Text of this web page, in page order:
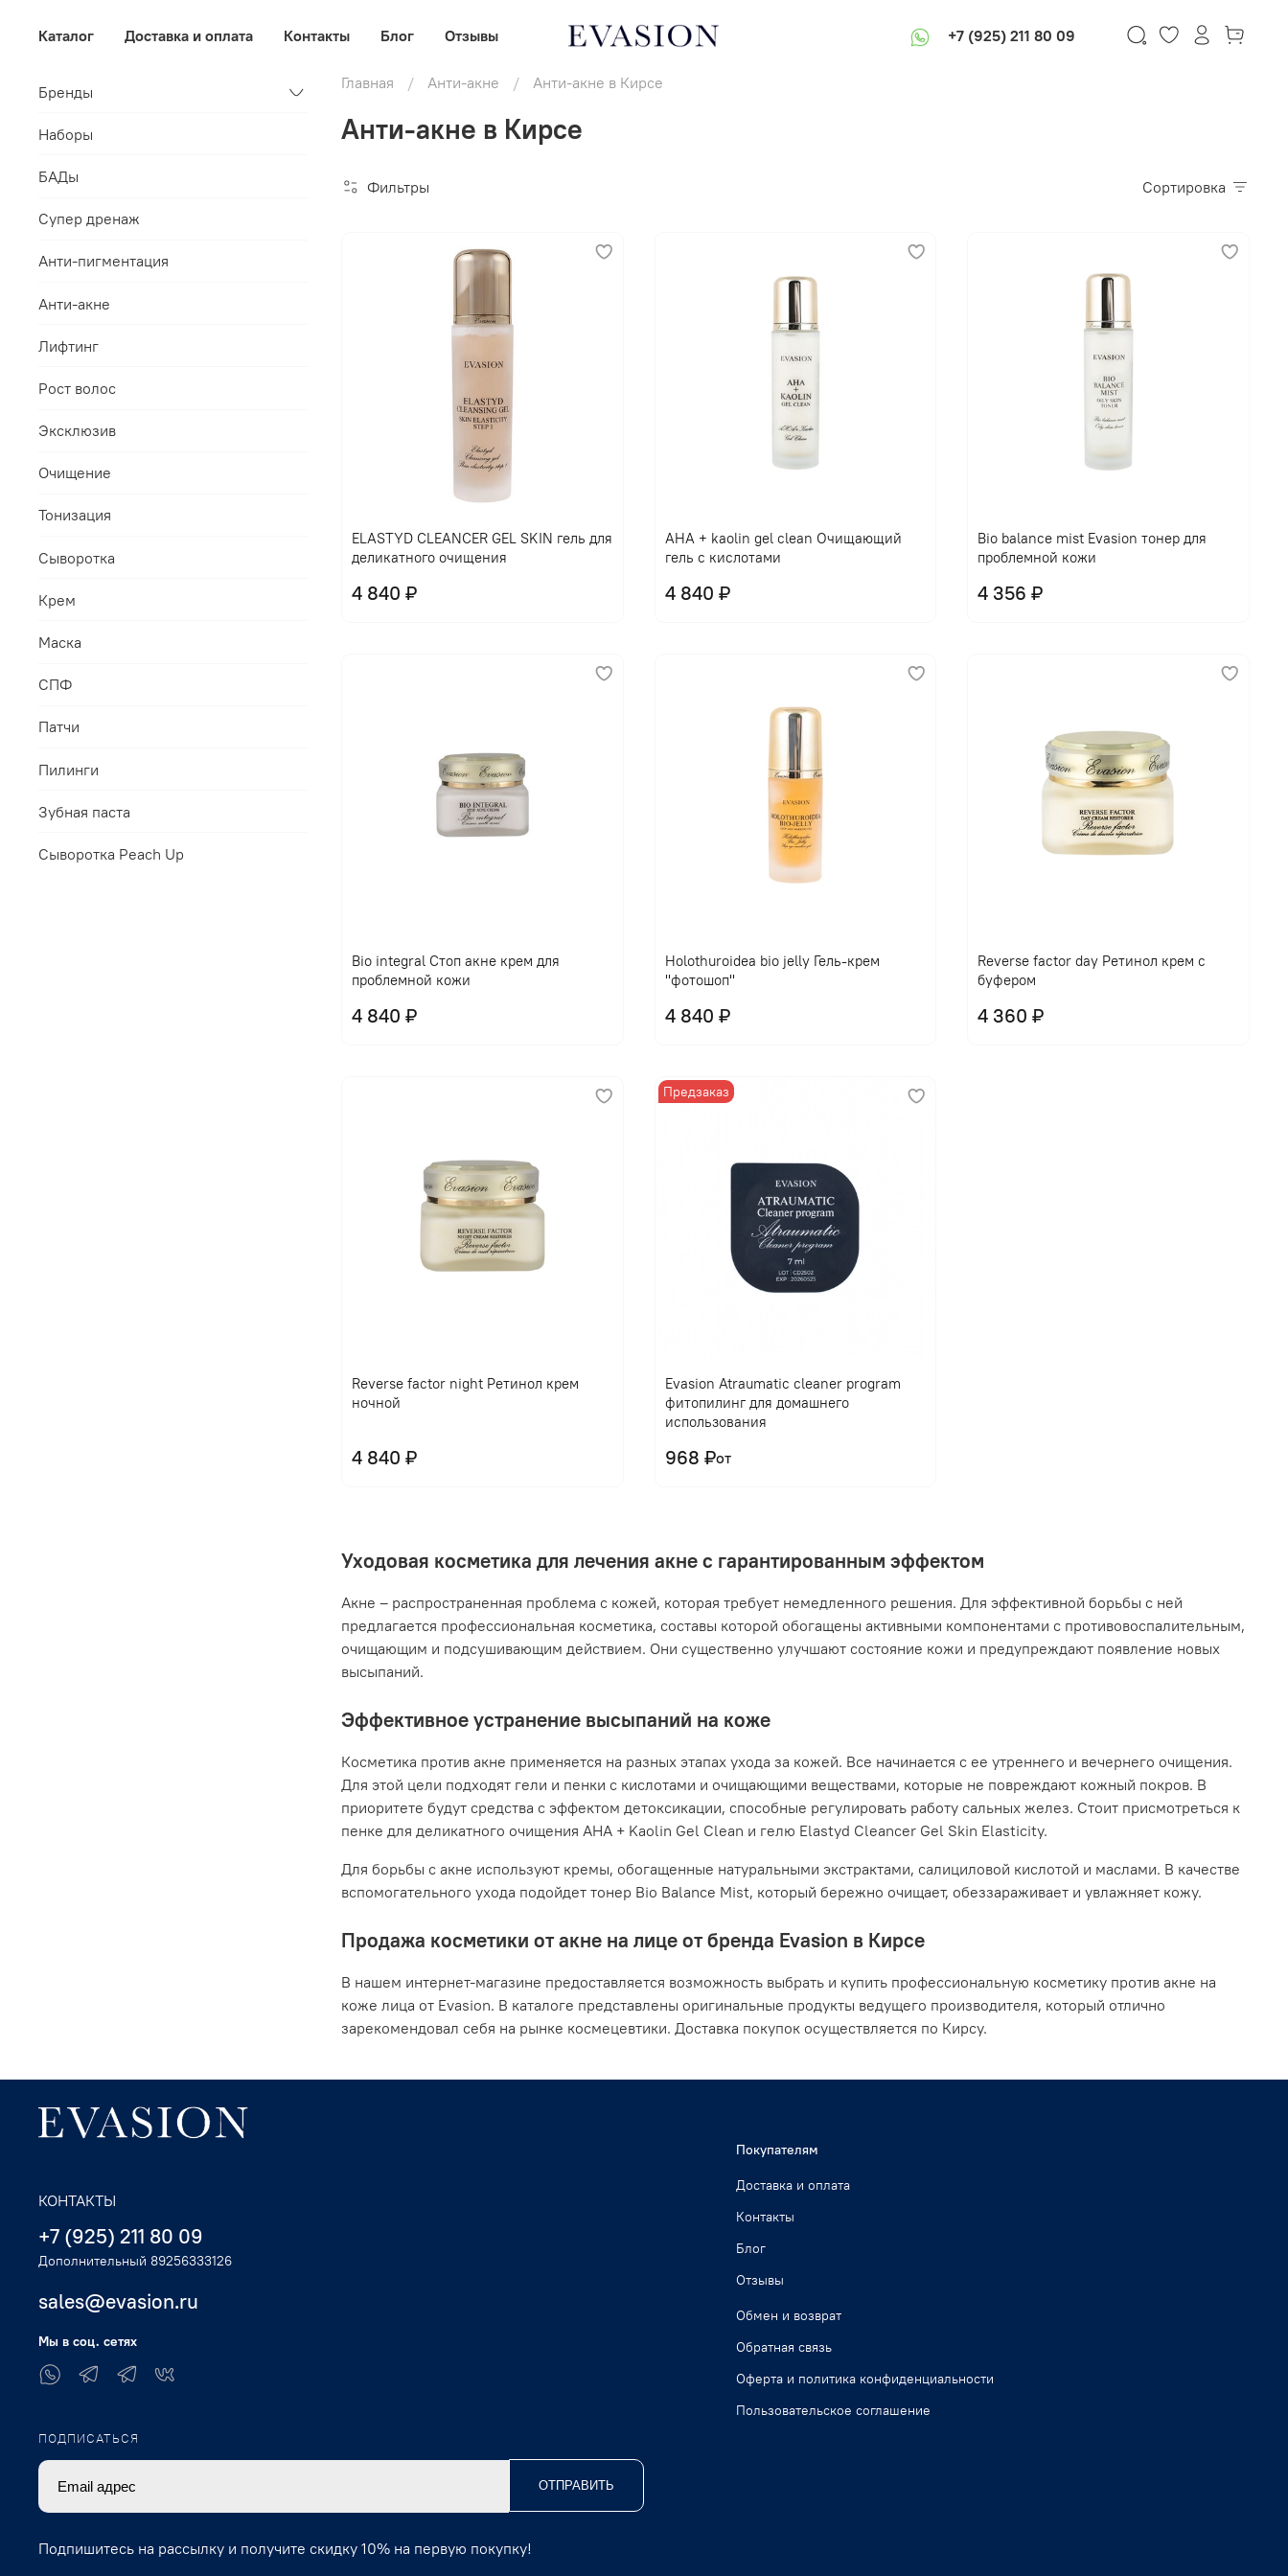
Каталог Доставка и оплата Контакты Блог Отзывы +7 (925) 211 80 09
Главная Анти-акне Анти-акне в Кирсе
Анти-акне в Кирсе
Фильтры Сортировка
ELASTYD CLEANCER GEL SKIN гель для
деликатного очищения
4 840 ₽
В корзину
AHA + kaolin gel clean Очищающий
гель с кислотами
4 840 ₽
Bio balance mist Evasion тонер для
проблемной кожи
4 356 ₽
Bio integral Стоп акне крем для
проблемной кожи
4 840 ₽
Holothuroidea bio jelly Гель-крем
"фотошоп"
4 840 ₽
Reverse factor day Ретинол крем с
буфером
4 360 ₽
Reverse factor night Ретинол крем
ночной
4 840 ₽
Предзаказ
Evasion Atraumatic cleaner program
фитопилинг для домашнего
использования
от
968 ₽
Уходовая косметика для лечения акне с гарантированным эффектом
Акне – распространенная проблема с кожей, которая требует немедленного решения. Для эффективной борьбы с ней
предлагается профессиональная косметика, составы которой обогащены активными компонентами с противовоспалительным,
очищающим и подсушивающим действием. Они существенно улучшают состояние кожи и предупреждают появление новых
высыпаний.
Эффективное устранение высыпаний на коже
Косметика против акне применяется на разных этапах ухода за кожей. Все начинается с ее утреннего и вечернего очищения.
Для этой цели подходят гели и пенки с кислотами и очищающими веществами, которые не повреждают кожный покров. В
приоритете будут средства с эффектом детоксикации, способные регулировать работу сальных желез. Стоит присмотреться к
пенке для деликатного очищения AHA + Kaolin Gel Clean и гелю Elastyd Cleancer Gel Skin Elasticity.
Для борьбы с акне используют кремы, обогащенные натуральными экстрактами, салициловой кислотой и маслами. В качестве
вспомогательного ухода подойдет тонер Bio Balance Mist, который бережно очищает, обеззараживает и увлажняет кожу.
Продажа косметики от акне на лице от бренда Evasion в Кирсе
В нашем интернет-магазине предоставляется возможность выбрать и купить профессиональную косметику против акне на
коже лица от Evasion. В каталоге представлены оригинальные продукты ведущего производителя, который отлично
зарекомендовал себя на рынке космецевтики. Доставка покупок осуществляется по Кирсу.
Бренды
Наборы
БАДы
Супер дренаж
Анти-пигментация
Анти-акне
Лифтинг
Рост волос
Эксклюзив
Очищение
Тонизация
Сыворотка
Крем
Маска
СПФ
Патчи
Пилинги
Зубная паста
Сыворотка Peach Up
Покупателям
Доставка и оплата
Контакты
Блог
Отзывы
Обмен и возврат
Обратная связь
Оферта и политика конфиденциальности
Пользовательское соглашение
КОНТАКТЫ
+7 (925) 211 80 09
Дополнительный 89256333126
sales@evasion.ru
Мы в соц. сетях
ПОДПИСАТЬСЯ
ОТПРАВИТЬ
Подпишитесь на рассылку и получите скидку 10% на первую покупку!